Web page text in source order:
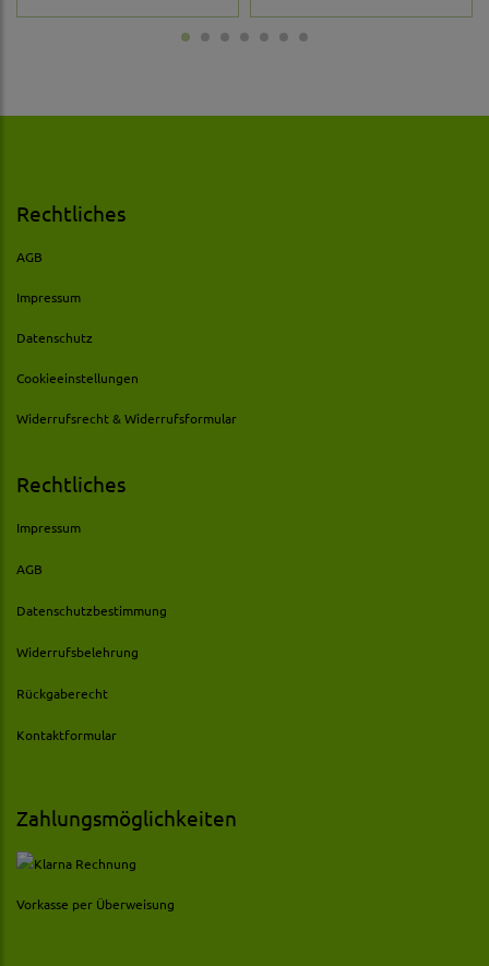
Rechtliches
AGB
Impressum
Datenschutz
Cookieeinstellungen
Widerrufsrecht & Widerrufsformular
Rechtliches
Impressum
AGB
Datenschutzbestimmung
Widerrufsbelehrung
Rückgaberecht
Kontaktformular
Zahlungsmöglichkeiten
Vorkasse per Überweisung